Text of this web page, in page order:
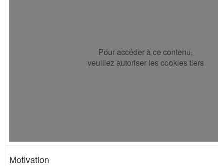
Pour accéder à ce contenu,
veuillez autoriser les cookies tiers
Motivation